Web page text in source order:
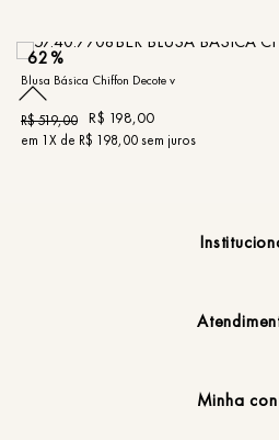
62%
Blusa Básica Chiffon Decote v
R$519,00 R$ 198,00
em 1X de R$ 198,00sem juros
Minha